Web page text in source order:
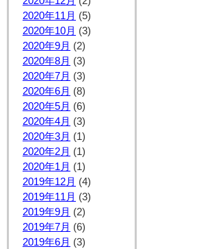
2020年11月 (5)
2020年10月 (3)
2020年9月 (2)
2020年8月 (3)
2020年7月 (3)
2020年6月 (8)
2020年5月 (6)
2020年4月 (3)
2020年3月 (1)
2020年2月 (1)
2020年1月 (1)
2019年12月 (4)
2019年11月 (3)
2019年9月 (2)
2019年7月 (6)
2019年6月 (3)